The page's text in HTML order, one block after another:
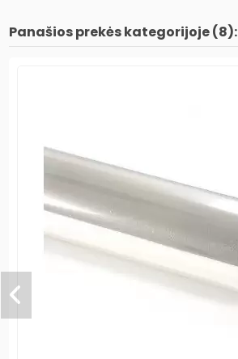
Panašios prekės kategorijoje (8):